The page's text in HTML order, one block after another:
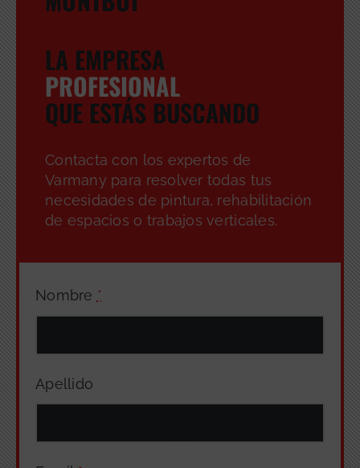
Nombre *
Apellido
LA EMPRESA
PROFESIONAL
QUE ESTÁS BUSCANDO
Contacta con los expertos de
Varmany para resolver todas tus
necesidades de pintura, rehabilitación
de espacios o trabajos verticales.